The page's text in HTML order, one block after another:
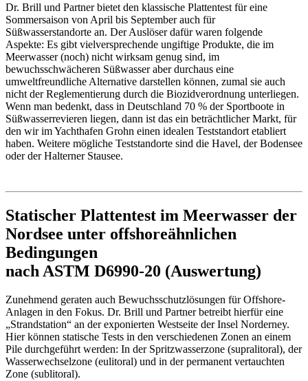
Dr. Brill und Partner bietet den klassische Plattentest für eine
Sommersaison von April bis September auch für
Süßwasserstandorte an. Der Auslöser dafür waren folgende
Aspekte: Es gibt vielversprechende ungiftige Produkte, die im
Meerwasser (noch) nicht wirksam genug sind, im
bewuchsschwächeren Süßwasser aber durchaus eine
umweltfreundliche Alternative darstellen können, zumal sie auch
nicht der Reglementierung durch die Biozidverordnung unterliegen.
Wenn man bedenkt, dass in Deutschland 70 % der Sportboote in
Süßwasserrevieren liegen, dann ist das ein beträchtlicher Markt, für
den wir im Yachthafen Grohn einen idealen Teststandort etabliert
haben. Weitere mögliche Teststandorte sind die Havel, der Bodensee
oder der Halterner Stausee.
Statischer Plattentest im Meerwasser der
Nordsee unter offshoreähnlichen
Bedingungen
nach ASTM D6990-20 (Auswertung)
Zunehmend geraten auch Bewuchsschutzlösungen für Offshore-
Anlagen in den Fokus. Dr. Brill und Partner betreibt hierfür eine
„Strandstation“ an der exponierten Westseite der Insel Norderney.
Hier können statische Tests in den verschiedenen Zonen an einem
Pile durchgeführt werden: In der Spritzwasserzone (supralitoral), der
Wasserwechselzone (eulitoral) und in der permanent vertauchten
Zone (sublitoral).